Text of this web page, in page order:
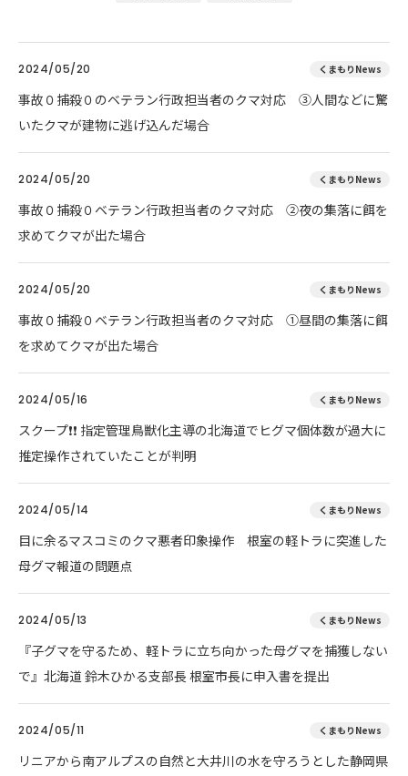
2024/05/20 くまもりNews
事故０捕殺０のベテラン行政担当者のクマ対応 ③人間などに驚
いたクマが建物に逃げ込んだ場合
2024/05/20 くまもりNews
事故０捕殺０ベテラン行政担当者のクマ対応 ②夜の集落に餌を
求めてクマが出た場合
2024/05/20 くまもりNews
事故０捕殺０ベテラン行政担当者のクマ対応 ①昼間の集落に餌
を求めてクマが出た場合
2024/05/16 くまもりNews
スクープ❗❗ 指定管理鳥獣化主導の北海道でヒグマ個体数が過大に
推定操作されていたことが判明
2024/05/14 くまもりNews
目に余るマスコミのクマ悪者印象操作 根室の軽トラに突進した
母グマ報道の問題点
2024/05/13 くまもりNews
『子グマを守るため、軽トラに立ち向かった母グマを捕獲しない
で』北海道 鈴木ひかる支部長 根室市長に申入書を提出
2024/05/11 くまもりNews
リニアから南アルプスの自然と大井川の水を守ろうとした静岡県